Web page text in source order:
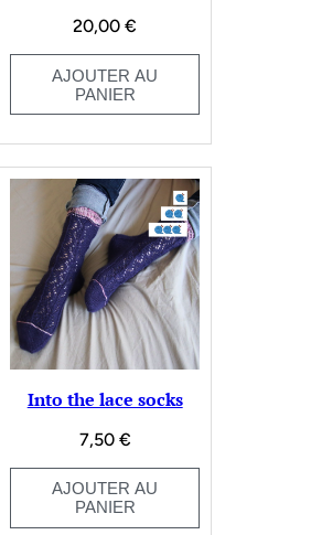
20,00€
AJOUTER AU
PANIER
Into the lace socks
7,50 €
AJOUTER AU
PANIER